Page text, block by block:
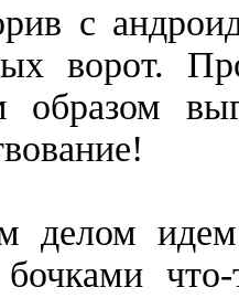
с
ворот.
образом
делом